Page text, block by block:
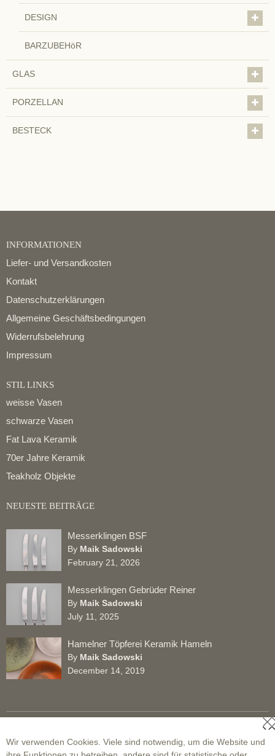
DESIGN
BARZUBEHöR
GLAS
PORZELLAN
BESTECK
INFORMATIONEN
Liefer- und Versandkosten
Kontakt
Datenschutzerklärungen
Allgemeine Geschäftsbedingungen
Widerrufsbelehrung
Impressum
STIL LINKS
weisse Vasen
schwarze Vasen
Fat Lava Keramik
70er Jahre Keramik
Teakholz Objekte
NEUESTE BEITRÄGE
Messerklingen BSF
By Maik Sadowski
February 21, 2026
Messerklingen Gebrüder Reiner
By Maik Sadowski
July 11, 2025
Hamelner Töpferei Keramik Hameln
By Maik Sadowski
December 14, 2019
Wir verwenden Cookies. Viele sind notwendig, um die Website und